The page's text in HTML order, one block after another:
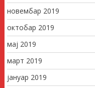
новембар 2019
октобар 2019
мај 2019
март 2019
јануар 2019